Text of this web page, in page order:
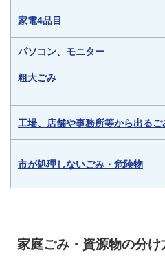
家電4品目
パソコン、モニター
粗大ごみ
工場、店舗や事務所等から出るご
市が処理しないごみ・危険物
家庭ごみ・資源物の分